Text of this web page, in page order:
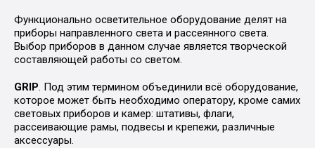
Функционально осветительное оборудование делят на
приборы направленного света и рассеянного света.
Выбор приборов в данном случае является творческой
составляющей работы со светом.
GRIP. Под этим термином объединили всё оборудование,
которое может быть необходимо оператору, кроме самих
световых приборов и камер: штативы, флаги,
рассеивающие рамы, подвесы и крепежи, различные
аксессуары.